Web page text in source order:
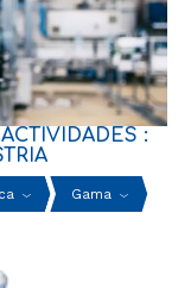
:
Gama